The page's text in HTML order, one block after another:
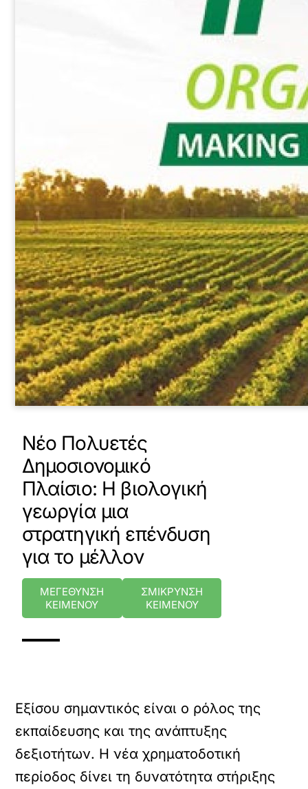
Νέο Πολυετές
Δημοσιονομικό
Πλαίσιο: Η βιολογική
γεωργία μια
στρατηγική επένδυση
για το μέλλον
ΜΕΓΕΘΥΝΣΗ
ΚΕΙΜΕΝΟΥ
ΣΜΙΚΡΥΝΣΗ
ΚΕΙΜΕΝΟΥ
Εξίσου σημαντικός είναι ο ρόλος της
εκπαίδευσης και της ανάπτυξης
δεξιοτήτων. Η νέα χρηματοδοτική
περίοδος δίνει τη δυνατότητα στήριξης